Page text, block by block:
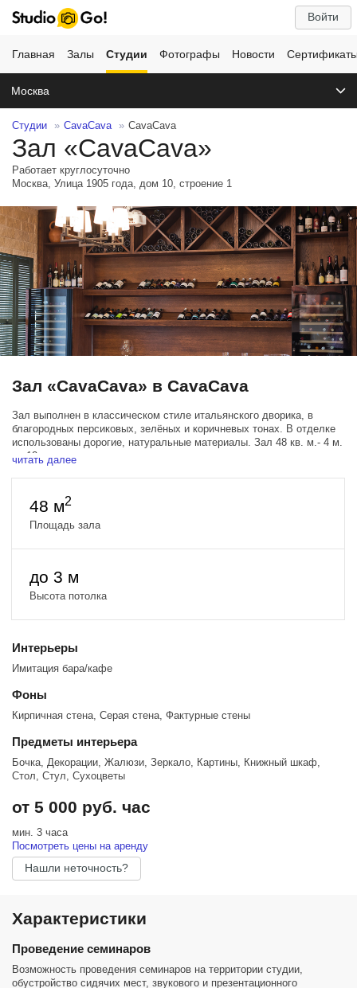
Войти
Главная Залы Студии Фотографы Новости
Москва
Студии CavaCava CavaCava
Зал «CavaCava»
Работает круглосуточно
Москва, Улица 1905 года, дом 10, строение 1
Зал «CavaCava» в CavaCava
Зал выполнен в классическом стиле итальянского дворика, в
благородных персиковых, зелёных и коричневых тонах. В отделке
использованы дорогие, натуральные материалы. Зал 48 кв. м.- 4 м.
на 12 м., с разноплановым освещением.
уют, являются винные бочки с завода из Краснодарского края,
шкафы для хранения вин ручной работы, столы из слэба дерева
Карагач, настенные фонари и потолочные светильники, окна с
шкафом, чайником и кофе-машинкой, в наличии удобные мягкие
стулья, микрофоны, микшерский пульт, колонки, проектор и экран
читать далее
48 м2
Площадь зала
до 3 м
Высота потолка
Интерьеры
Имитация бара/кафе
Фоны
Кирпичная стена, Серая стена, Фактурные стены
Предметы интерьера
Бочка, Декорации, Жалюзи, Зеркало, Картины, Книжный шкаф,
Стол, Стул, Сухоцветы
от 5 000 руб. час
мин. 3 часа
Посмотреть цены на аренду
Нашли неточность?
Характеристики
Проведение семинаров
Возможность проведения семинаров на территории студии,
обустройство сидячих мест, звукового и презентационного